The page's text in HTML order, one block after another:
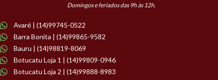
Domingos e feriados das 9h às 12h.
Avaré | (14)99745-0522
Barra Bonita | (14)99865-9582
Bauru | (14)98819-8069
Botucatu Loja 1 | (14)99809-0946
Botucatu Loja 2 | (14)99888-8983